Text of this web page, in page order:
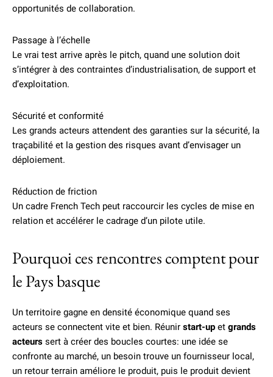
opportunités de collaboration.
Passage à l’échelle
Le vrai test arrive après le pitch, quand une solution doit
s’intégrer à des contraintes d’industrialisation, de support et
d’exploitation.
Sécurité et conformité
Les grands acteurs attendent des garanties sur la sécurité, la
traçabilité et la gestion des risques avant d’envisager un
déploiement.
Réduction de friction
Un cadre French Tech peut raccourcir les cycles de mise en
relation et accélérer le cadrage d’un pilote utile.
Pourquoi ces rencontres comptent pour
le Pays basque
Un territoire gagne en densité économique quand ses
acteurs se connectent vite et bien. Réunir start-up et grands
acteurs sert à créer des boucles courtes: une idée se
confronte au marché, un besoin trouve un fournisseur local,
un retour terrain améliore le produit, puis le produit devient